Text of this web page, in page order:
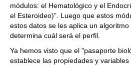
módulos: el Hematológico y el
el Esteroideo)”. Luego que estos
estos datos se les aplica un
determina cuál será el perfil.
Ya hemos visto que el "pasaporte
establece las propiedades y